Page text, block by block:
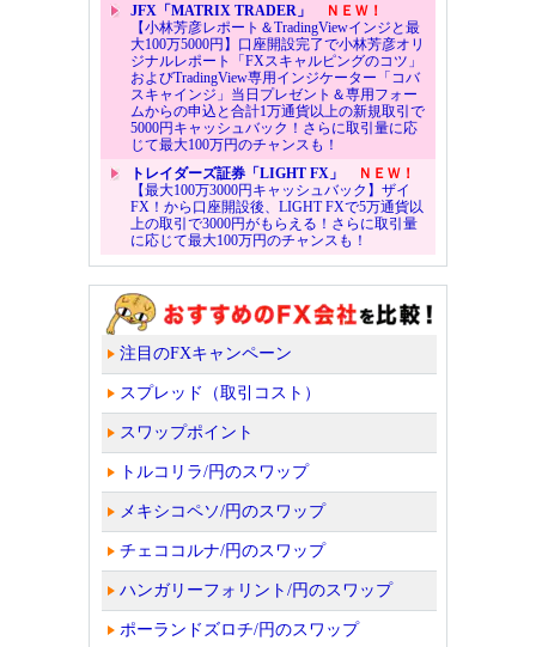
JFX「MATRIX TRADER」
ＮＥＷ！
【小林芳彦レポート＆TradingViewインジと最
大100万5000円】口座開設完了で小林芳彦オリ
ジナルレポート「FXスキャルピングのコツ」
およびTradingView専用インジケーター「コバ
スキャインジ」当日プレゼント＆専用フォー
ムからの申込と合計1万通貨以上の新規取引で
5000円キャッシュバック！さらに取引量に応
じて最大100万円のチャンスも！
トレイダーズ証券「LIGHT FX」
ＮＥＷ！
【最大100万3000円キャッシュバック】ザイ
FX！から口座開設後、LIGHT FXで5万通貨以
上の取引で3000円がもらえる！さらに取引量
に応じて最大100万円のチャンスも！
注目のFXキャンペーン
スプレッド（取引コスト）
スワップポイント
トルコリラ/円のスワップ
メキシコペソ/円のスワップ
チェココルナ/円のスワップ
ハンガリーフォリント/円のスワップ
ポーランドズロチ/円のスワップ